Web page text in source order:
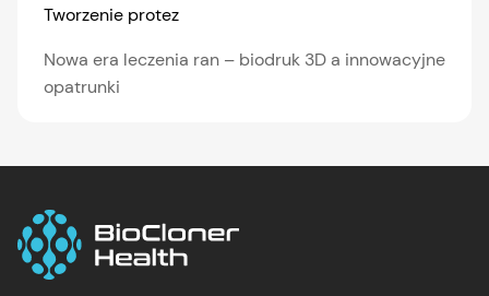
Tworzenie protez
Nowa era leczenia ran – biodruk 3D a innowacyjne
opatrunki